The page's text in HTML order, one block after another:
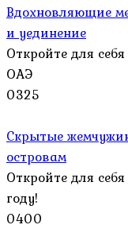
Вдохновляющие
и уединение
Откройте для
ОАЭ
0325
Скрытые
островам
Откройте для
году!
0400